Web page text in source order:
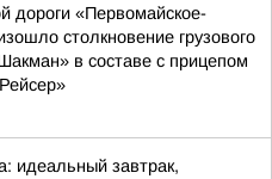
дороги «Первомайское-
столкновение грузового
в составе с прицепом
идеальный завтрак,